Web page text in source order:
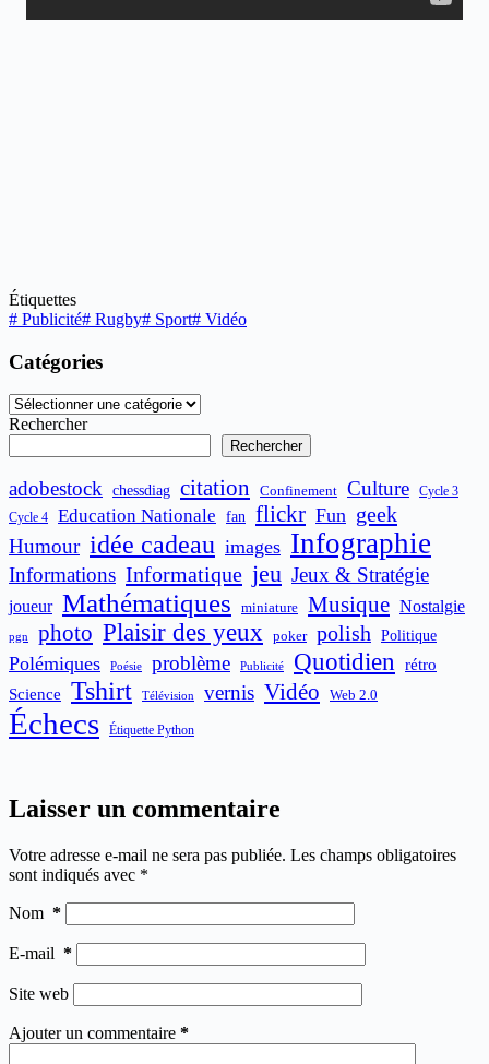
Étiquettes
# Publicité# Rugby# Sport# Vidéo
Catégories
Catégories
Rechercher
Rechercher
adobestock chessdiag citation Confinement Culture Cycle 3
Cycle 4 Education Nationale fan flickr Fun geek
Humour idée cadeau images Infographie
Informations Informatique jeu Jeux & Stratégie
joueur Mathématiques miniature Musique Nostalgie
pgn photo Plaisir des yeux poker polish Politique
Polémiques Poésie problème Publicité Quotidien
rétro
Science
Tshirt Télévision vernis Vidéo Web 2.0
Échecs Étiquette Python
Laisser un commentaire
Votre adresse e-mail ne sera pas publiée. Les champs obligatoires
sont indiqués avec *
Nom *
E-mail *
Site web
Ajouter un commentaire *